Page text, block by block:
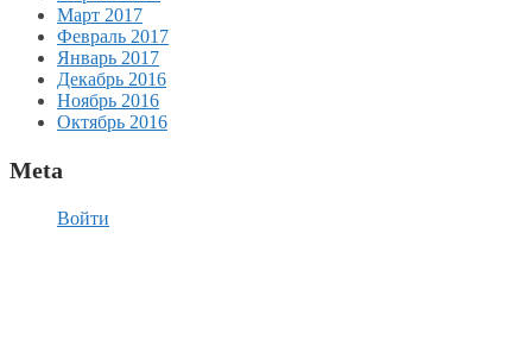
Март 2017
Февраль 2017
Январь 2017
Декабрь 2016
Ноябрь 2016
Октябрь 2016
Meta
Войти